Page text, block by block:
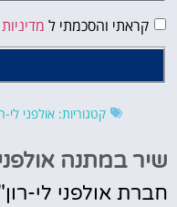
קראתי והסכמתי ל
קטגוריות: אולפני לי-
שיר במתנה אולפני
חברת אולפני לי-